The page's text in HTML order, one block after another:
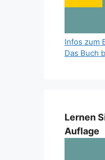
Infos zum
Das Buch
Lernen
Auflage